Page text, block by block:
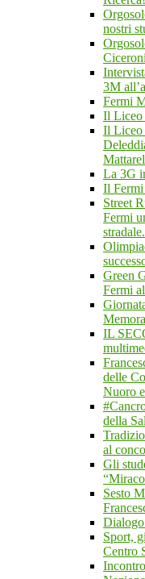
nostri
3M
Fermi
Il Liceo
Il Liceo
La 3G
Il
Street
Fermi
stradale.
Green
Fermi
IL
delle
Nuoro
della
al
Gli
Sesto
Sport,
Centro